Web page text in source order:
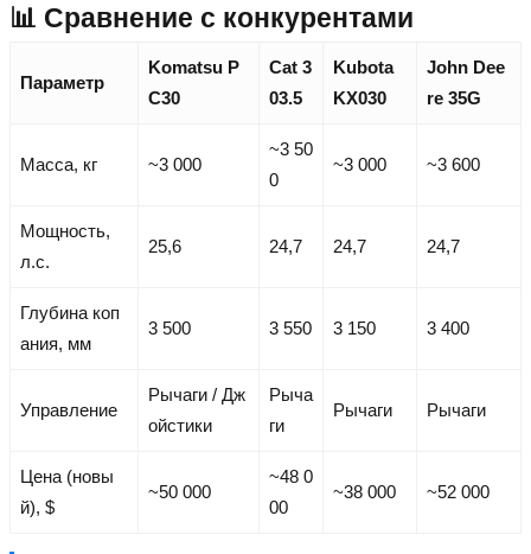
📊 Сравнение с конкурентами
Параметр
Komatsu P
C30
Cat 3
03.5
Kubota
KX030
John Dee
re 35G
Масса, кг ~3 000
~3 50
0
~3 000 ~3 600
Мощность,
л.с.
25,6 24,7 24,7 24,7
Глубина коп
ания, мм
3 500 3 550 3 150 3 400
Управление
Рычаги / Дж
ойстики
Рыча
ги
Рычаги Рычаги
Цена (новы
й), $
~50 000
~48 0
00
~38 000 ~52 000